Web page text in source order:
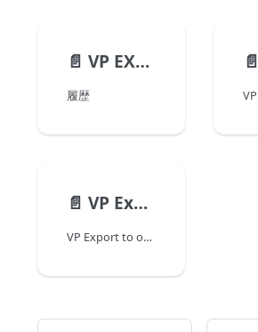
📄️ VP EXPORT DOCUMENT
履歴
📄️
📄️ VP Export to object
VP Export to object ( vpAreaName Object} ) : Object